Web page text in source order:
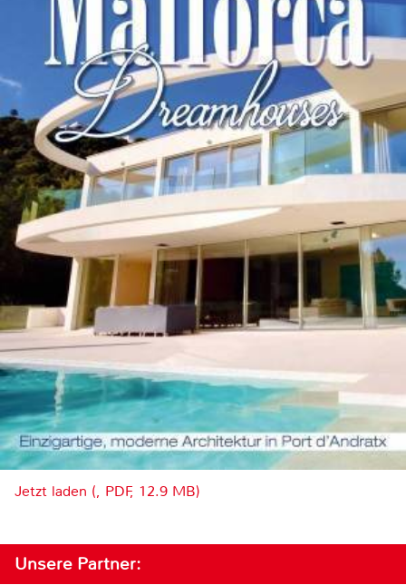
Jetzt laden (, PDF, 12.9 MB)
Unsere Partner: